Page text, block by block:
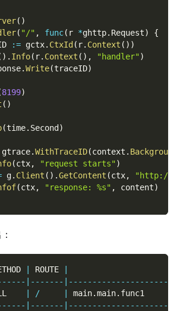
( )
( "/" , func( r *ghttp. Request)
{
:= gctx. CtxId ( r. Context ( ) )
) . Info( r. Context ( ) , "handler")
.Write(traceID)
8199)
( )
(time. Second )
gtrace.WithTraceID(context . Background
(ctx, "request starts")
g. Client ( ) .GetContent (ctx,
"http://
(ctx, "response: %s" , content)
ROUTE
-- -- -- -- -- - -- -- -- -- -- -- -- -- -- -- --
/ main.main.
-- -- -- -- -- - -- -- -- -- -- -- -- -- -- -- --